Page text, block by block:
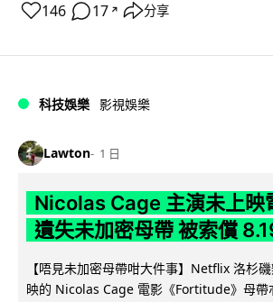
146 17 ↗ 分享
科技娛樂 影視娛樂
Lawton 1 日
Nicolas Cage 主演未上
遺失未加密母帶 被索償
【唔見未加密母帶咁大件事】Netflix 洛杉
映的 Nicolas Cage 電影《Fortitude》母帶